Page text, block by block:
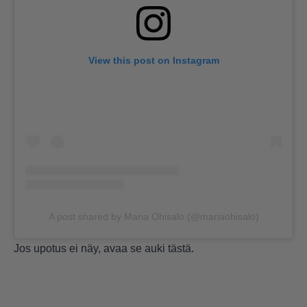
View this post on Instagram
A post shared by Maria Ohisalo (@mariaohisalo)
Jos upotus ei näy, avaa se auki tästä.